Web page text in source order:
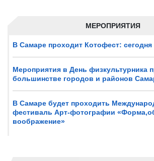
МЕРОПРИЯТИЯ
В Самаре проходит Котофест:
Мероприятия в День физкультурника
большинстве городов и районов
В Самаре будет проходить
фестиваль Арт-фотографии
воображение»